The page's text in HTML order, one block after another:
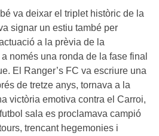
va deixar el triplet històric de la
signar un estiu també per
a la prèvia de la
només una ronda de la fase final
El Ranger’s FC va escriure una
de tretze anys, tornava a la
victòria emotiva contra el Carroi,
sala es proclamava campió
trencant hegemonies i